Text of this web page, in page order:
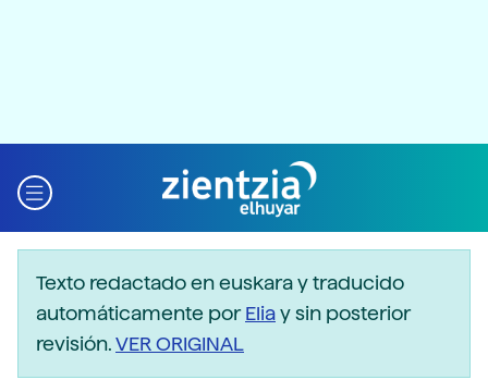
Texto redactado en euskara y traducido
automáticamente porEliay sin posterior
revisión.VER ORIGINAL